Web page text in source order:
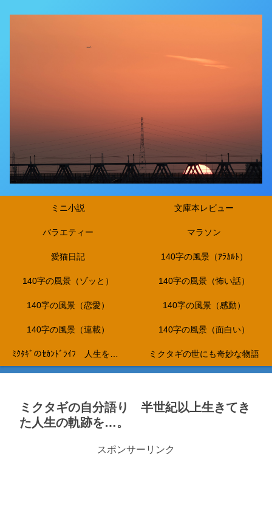
ミニ小説 文庫本レビュー
バラエティー マラソン
愛猫日記 140字の風景（ｱﾗｶﾙﾄ）
140字の風景（ゾッと） 140字の風景（怖い話）
140字の風景（恋愛） 140字の風景（感動）
140字の風景（連載） 140字の風景（面白い）
ミクタギの世にも奇妙な物語
ミクタギの自分語り 半世紀以上生きてき
た人生の軌跡を…。
スポンサーリンク